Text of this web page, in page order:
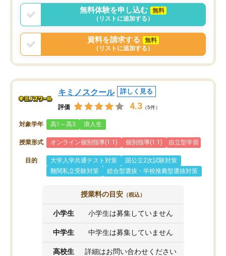
言う事で講師変更の申し出があり、あ
まりに短期での変更だった為、塾に通
う事にして退会しました。遅れも取り
戻せ、授業内容や講師の方は良かった
と思います。
無料体験を申し込む
無料
（リストに追加する）
資料を請求する
無料
（リストに追加する）
キミノスクール 詳しく見る
評価 4.3 （5件）
対象学年 高1～高3 浪人生
授業形式 オンライン個別指導(1:1) 個別指導(1:1) 自立型学習
目的 大学入学共通テスト対策
国公立2次試験対策
難関私立受験対策
総合型選抜・学校推薦型選抜対策
授業料の目安 （税込）
小学生 小学生は募集していません
中学生 中学生は募集していません
高校生 詳細はお問い合わせください